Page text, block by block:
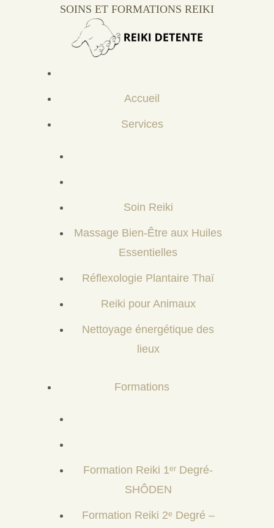
SOINS ET FORMATIONS REIKI
Accueil
Services
Soin Reiki
Massage Bien-Être aux Huiles
Essentielles
Réflexologie Plantaire Thaï
Reiki pour Animaux
Nettoyage énergétique des
lieux
Formations
Formation Reiki 1ᵉʳ Degré-
SHÔDEN
Formation Reiki 2ᵉ Degré –